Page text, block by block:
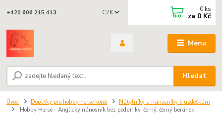
Menu
CZK
Hledat
+420 606 215 413 0 ks
za 0 Kč
Úvod Doplňky pro hobby horse koně
Nátylníky a nánosníky k uzdečkám
Hobby Horse - Anglický nánosník bez podpínky, černý, černý beránek